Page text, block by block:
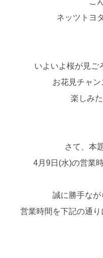
ネッツトヨ
いよいよ桜が見ご
お花見チャ
楽しみ
さて、本
4月9日(水)の営業
誠に勝手なが
営業時間を下記の通り